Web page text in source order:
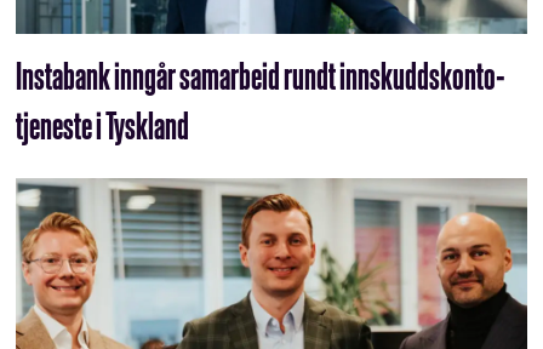
Instabank inngår samarbeid rundt innskuddskonto-
tjeneste i Tyskland